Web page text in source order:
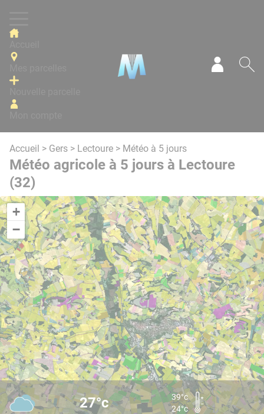
Accueil > Gers > Lectoure > Météo à 5 jours
Météo agricole à 5 jours à Lectoure
(32)
+
−
27°c
39°c
24°c